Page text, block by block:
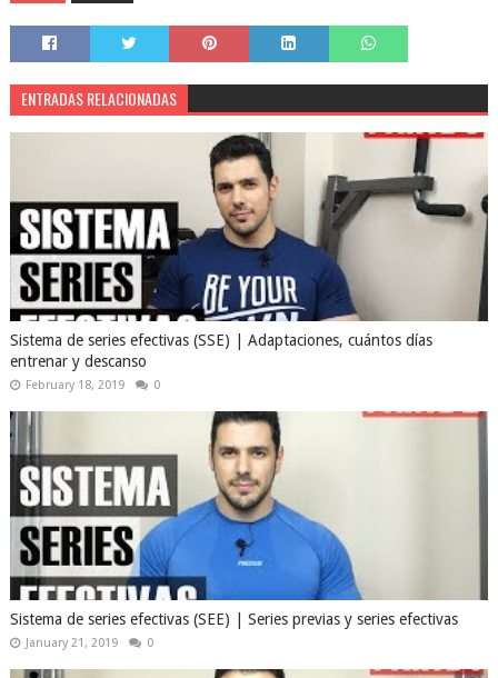
ENTRADAS RELACIONADAS
Sistema de series efectivas (SSE) | Adaptaciones, cuántos días
entrenar y descanso
February 18, 2019 0
Sistema de series efectivas (SEE) | Series previas y series efectivas
January 21, 2019 0